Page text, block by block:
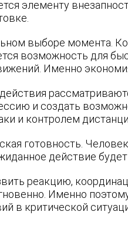
элементу
выборе момента.
возможность для
Именно
и создать
и контролем
готовность.
действие
реакцию,
Именно
в критической